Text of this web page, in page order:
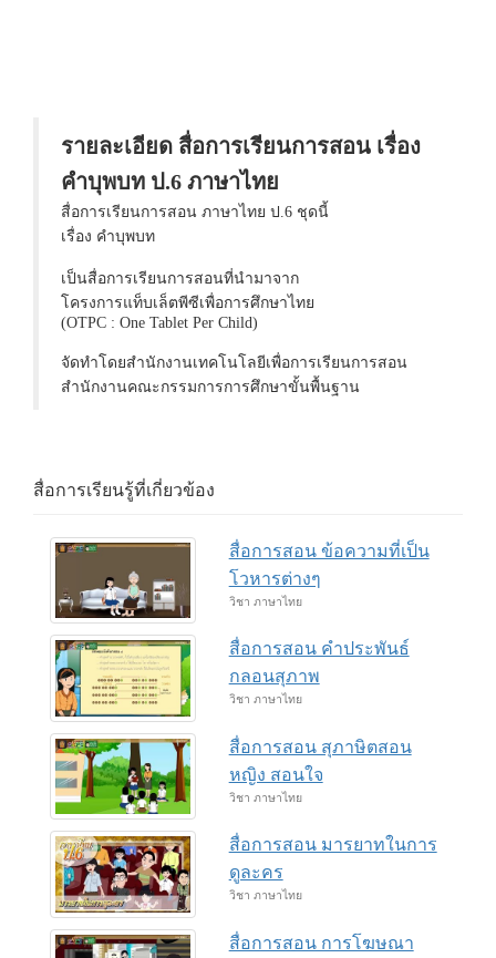
รายละเอียด สื่อการเรียนการสอน เรื่อง
คำบุพบท ป.6 ภาษาไทย
สื่อการเรียนการสอน ภาษาไทย ป.6 ชุดนี้
เรื่อง คำบุพบท
เป็นสื่อการเรียนการสอนที่นำมาจาก
โครงการแท็บเล็ตพีซีเพื่อการศึกษาไทย
(OTPC : One Tablet Per Child)
จัดทำโดยสำนักงานเทคโนโลยีเพื่อการเรียนการสอน
สำนักงานคณะกรรมการการศึกษาขั้นพื้นฐาน
สื่อการเรียนรู้ที่เกี่ยวข้อง
สื่อการสอน ข้อความที่เป็น
โวหารต่างๆ
วิชา ภาษาไทย
สื่อการสอน คำประพันธ์
กลอนสุภาพ
วิชา ภาษาไทย
สื่อการสอน สุภาษิตสอน
หญิง สอนใจ
วิชา ภาษาไทย
สื่อการสอน มารยาทในการ
ดูละคร
วิชา ภาษาไทย
สื่อการสอน การโฆษณา